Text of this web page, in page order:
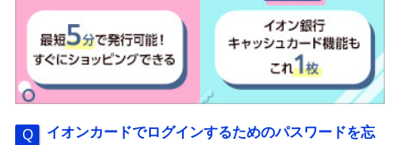
イオンカードでログインするためのパスワードを忘